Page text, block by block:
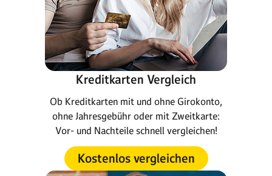
Kreditkarten Vergleich
Ob Kreditkarten mit und ohne Girokonto,
ohne Jahresgebühr oder mit Zweitkarte:
Vor- und Nachteile schnell vergleichen!
Kostenlos vergleichen